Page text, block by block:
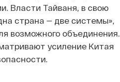
Власти Тайваня, в свою
страна — две системы»,
возможного объединения.
усиление Китая